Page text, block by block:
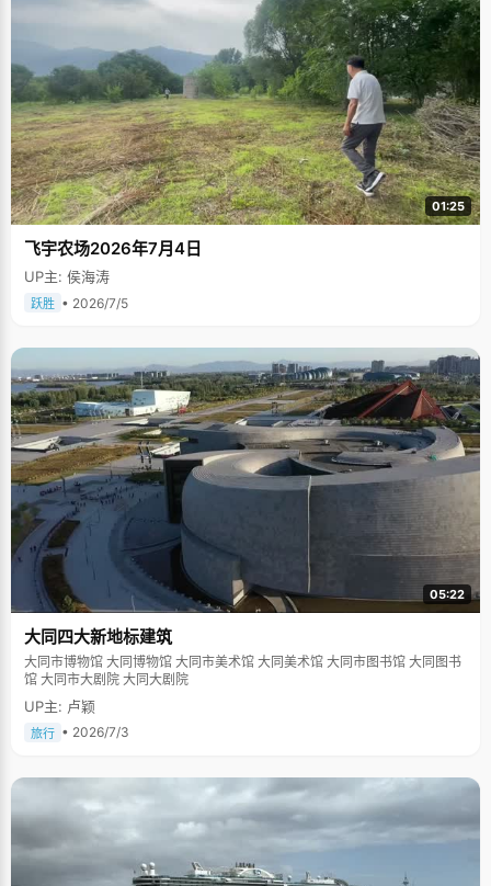
01:25
飞宇农场2026年7月4日
UP主: 侯海涛
跃胜 • 2026/7/5
05:22
大同四大新地标建筑
大同市博物馆 大同博物馆 大同市美术馆 大同美术馆 大同市图书馆 大同图书
馆 大同市大剧院 大同大剧院
UP主: 卢颖
旅行 • 2026/7/3